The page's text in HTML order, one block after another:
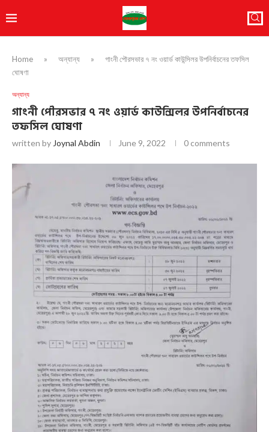
Home » অন্যান্য »
গাংনী পৌরসভার ৭ নং ওয়ার্ড কাউন্সিলর উপনির্বাচনের তফসিল
ঘোষণা
অন্যান্য
গাংনী পৌরসভার ৭ নং ওয়ার্ড কাউন্সিলর উপনির্বাচনের
তফসিল ঘোষণা
written by Joynal Abdin June 9, 2022 0 comments